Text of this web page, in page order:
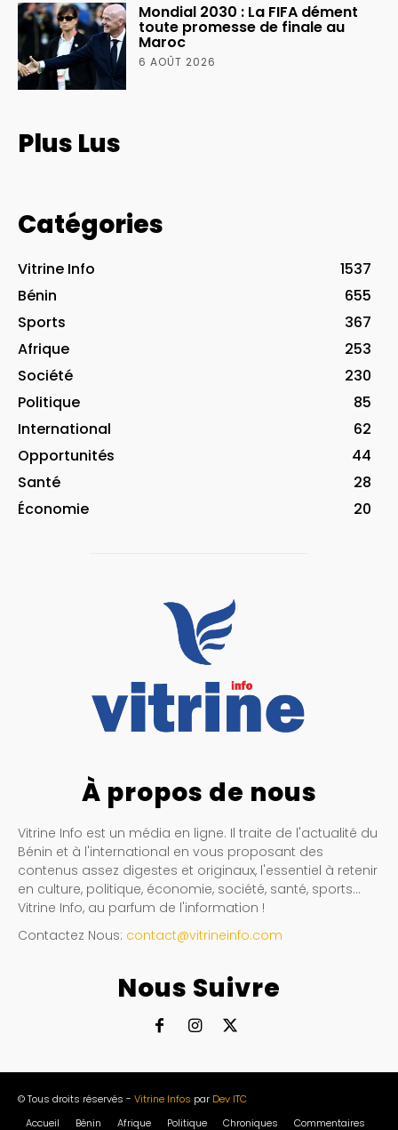
Mondial 2030 : La FIFA dément
toute promesse de finale au
Maroc
6 AOÛT 2026
Plus Lus
Catégories
Vitrine Info
1537
Bénin
655
Sports
367
Afrique
253
Société
230
Politique
85
International
62
Opportunités
44
Santé
28
Économie
20
À propos de nous
Vitrine Info est un média en ligne. Il traite de l'actualité du
Bénin et à l'international en vous proposant des
contenus assez digestes et originaux, l'essentiel à retenir
en culture, politique, économie, société, santé, sports…
Vitrine Info, au parfum de l'information !
Contactez Nous: contact@vitrineinfo.com
Nous Suivre
© Tous droits réservés - Vitrine Infos par Dev ITC
Accueil
Bénin Afrique Politique Chroniques Commentaires